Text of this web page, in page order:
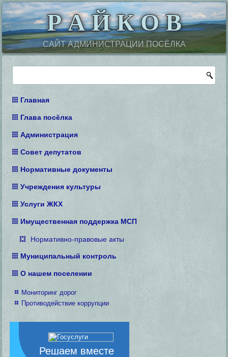
Р А Й К О В
САЙТ АДМИНИСТРАЦИИ ПОСЁЛКА
Главная
Глава посёлка
Администрация
Совет депутатов
Нормативные документы
Учреждения культуры
Услуги ЖКХ
Имущественная поддержка МСП
Нормативно-правовые акты
Муниципальный контроль
О нашем поселении
Мониторинг дорог
Противодействие коррупции
Решаем вместе